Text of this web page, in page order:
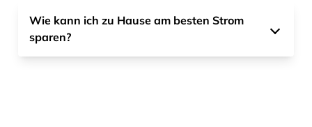
Wie kann ich zu Hause am besten Strom
sparen?